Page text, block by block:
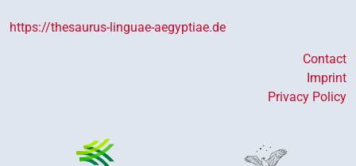
https://thesaurus-linguae-aegyptiae.de
Contact
Imprint
Privacy Policy